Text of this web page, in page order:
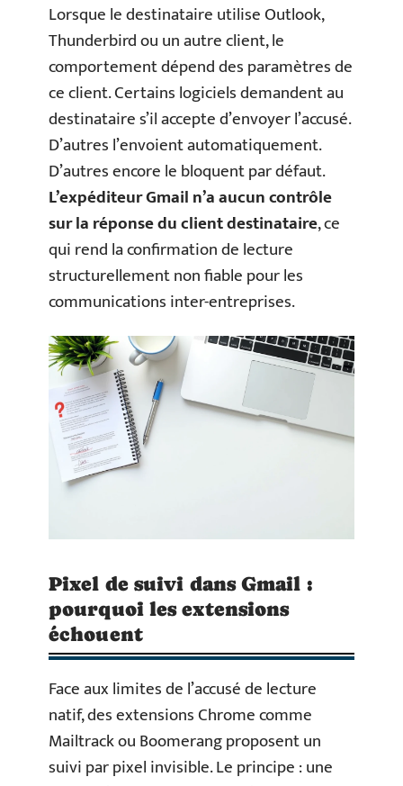
Lorsque le destinataire utilise Outlook,
Thunderbird ou un autre client, le
comportement dépend des paramètres de
ce client. Certains logiciels demandent au
destinataire s’il accepte d’envoyer l’accusé.
D’autres l’envoient automatiquement.
D’autres encore le bloquent par défaut.
L’expéditeur Gmail n’a aucun contrôle
sur la réponse du client destinataire, ce
qui rend la confirmation de lecture
structurellement non fiable pour les
communications inter-entreprises.
Pixel de suivi dans Gmail :
pourquoi les extensions
échouent
Face aux limites de l’accusé de lecture
natif, des extensions Chrome comme
Mailtrack ou Boomerang proposent un
suivi par pixel invisible. Le principe : une